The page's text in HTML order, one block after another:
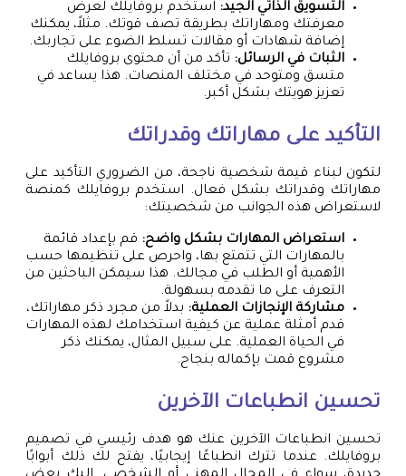
التسويق الذاتي الجيد: استخدم بروفايلك لعرض
معرفتك ومهاراتك بطريقة تصف قوتك. مثلاً، يمكنك
إضافة شهادات أو مقالات تسلط الضوء على تجاربك.
الثبات في الرسائل: تأكد من أن محتوى بروفايلك
متسق ومتوحد في مختلف المنصات. هذا يساعد في
تعزيز هويتك بشكل أكبر.
التأكيد على مهاراتك وقدراتك
لتكون لبناء قيمة شخصية ناجحة، من الضروري التأكيد على
مهاراتك وقدراتك بشكل فعال. استخدم بروفايلك كمنصة
لاستعراض هذه الجوانب من شخصيتك:
استعراض المهارات بشكل واضح: قم بإعداد قائمة
بالمهارات التي تتمتع بها، واحرص على تنظيمها حسب
الأهمية أو الطلب في مجالك. هذا سيمكن الباحثين من
التعرف على ما تقدمه بسهولة.
مشاركة الإنجازات العملية: بدلاً من مجرد ذكر مهاراتك،
قدم أمثلة عملية عن كيفية استخدامك لهذه المهارات
في الحياة العملية. على سبيل المثال، يمكنك ذكر
مشروع قمت بإكماله بنجاح.
تحسين انطباعات الآخرين
تحسين انطباعات الآخرين عنك هو هدف رئيسي في تصميم
بروفايلك. عندما تترك انطباعًا إيجابيًا، يفتح لك ذلك أبوابًا